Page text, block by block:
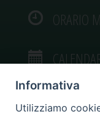
ORARIO
Informativa
Utilizziamo